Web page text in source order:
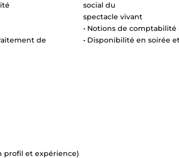
de
social du
spectacle vivant
• Notions de comptabilité
• Disponibilité en soirée
profil et expérience)